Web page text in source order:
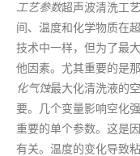
工艺参数超声波清洗工
间、温度和化学物质在
技术中一样，但为了最
他因素。尤其重要的是
化气蚀最大化清洗液的
要。几个变量影响空化
重要的单个参数。这是
有关。温度的变化导致